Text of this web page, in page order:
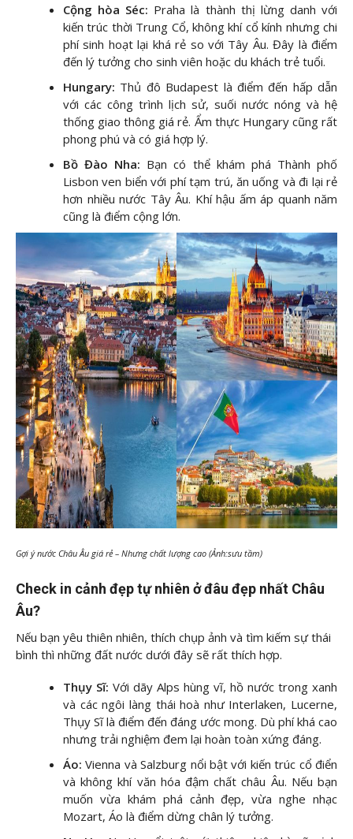
Cộng hòa Séc: Praha là thành thị lừng danh với
kiến trúc thời Trung Cổ, không khí cổ kính nhưng chi
phí sinh hoạt lại khá rẻ so với Tây Âu. Đây là điểm
đến lý tưởng cho sinh viên hoặc du khách trẻ tuổi.
Hungary: Thủ đô Budapest là điểm đến hấp dẫn
với các công trình lịch sử, suối nước nóng và hệ
thống giao thông giá rẻ. Ẩm thực Hungary cũng rất
phong phú và có giá hợp lý.
Bồ Đào Nha: Bạn có thể khám phá Thành phố
Lisbon ven biển với phí tạm trú, ăn uống và đi lại rẻ
hơn nhiều nước Tây Âu. Khí hậu ấm áp quanh năm
cũng là điểm cộng lớn.
Gợi ý nước Châu Âu giá rẻ – Nhưng chất lượng cao (Ảnh:sưu tầm)
Check in cảnh đẹp tự nhiên ở đâu đẹp nhất Châu
Âu?
Nếu bạn yêu thiên nhiên, thích chụp ảnh và tìm kiếm sự thái
bình thì những đất nước dưới đây sẽ rất thích hợp.
Thụy Sĩ: Với dãy Alps hùng vĩ, hồ nước trong xanh
và các ngôi làng thái hoà như Interlaken, Lucerne,
Thụy Sĩ là điểm đến đáng ước mong. Dù phí khá cao
nhưng trải nghiệm đem lại hoàn toàn xứng đáng.
Áo: Vienna và Salzburg nổi bật với kiến trúc cổ điển
và không khí văn hóa đậm chất châu Âu. Nếu bạn
muốn vừa khám phá cảnh đẹp, vừa nghe nhạc
Mozart, Áo là điểm dừng chân lý tưởng.